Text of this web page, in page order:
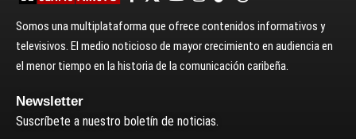
Somos una multiplataforma que ofrece contenidos informativos y
televisivos. El medio noticioso de mayor crecimiento en audiencia en
el menor tiempo en la historia de la comunicación caribeña.
Newsletter
Suscríbete a nuestro boletín de noticias.